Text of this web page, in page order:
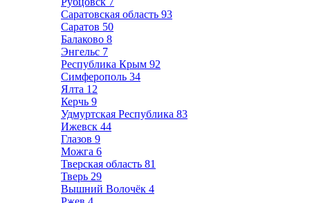
Саратовская область 93
Саратов 50
Балаково 8
Энгельс 7
Республика Крым 92
Симферополь 34
Ялта 12
Керчь 9
Удмуртская Республика 83
Ижевск 44
Глазов 9
Можга 6
Тверская область 81
Тверь 29
Вышний Волочёк 4